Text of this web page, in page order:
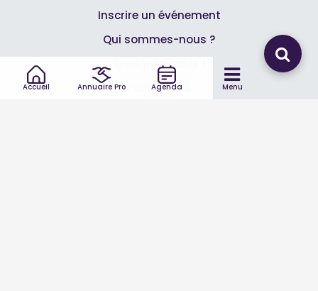
Accueil Annuaire Pro Agenda Menu
Inscrire un événement
Qui sommes-nous ?
Rejoignez-nous !
Partenaires